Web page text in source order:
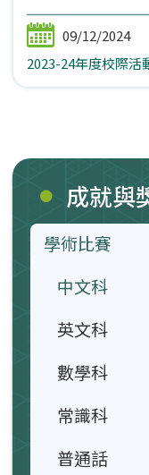
09/12/2024
2023-24年度校際活
成就與
學術比賽
中文科
英文科
數學科
常識科
普通話